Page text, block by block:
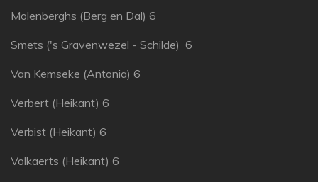
Molenberghs (Berg en Dal) 6
Smets ('s Gravenwezel - Schilde) 6
Van Kemseke (Antonia) 6
Verbert (Heikant) 6
Verbist (Heikant) 6
Volkaerts (Heikant) 6